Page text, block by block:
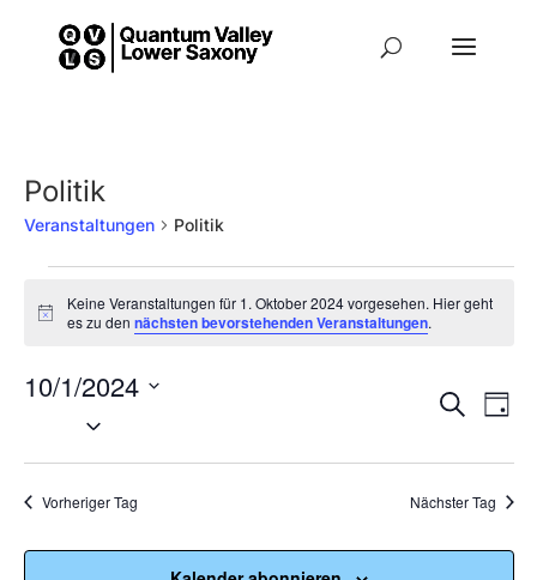
Politik
Veranstaltungen Politik
Veranstaltungen
1.
Oktober
2024
Hinweis
Keine Veranstaltungen für 1. Oktober 2024 vorgesehen. Hier geht
es zu den nächsten bevorstehenden Veranstaltungen.
Such-
und
SucheTag
10/1/2024
wählen.
Vorheriger Tag Nächster Tag